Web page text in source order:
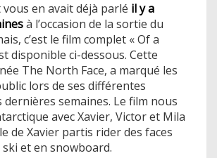
en avait déjà parlé il y a
à l’occasion de la sortie du
c’est le film complet « Of a
disponible ci-dessous. Cette
The North Face, a marqué les
lors de ses différentes
dernières semaines. Le film nous
avec Xavier, Victor et Mila
de Xavier partis rider des faces
et en snowboard.